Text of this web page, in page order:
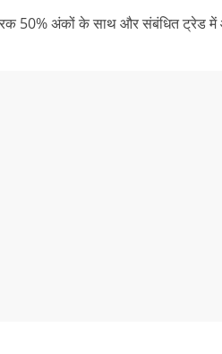
50% अंकों के साथ और संबंधित ट्रेड में